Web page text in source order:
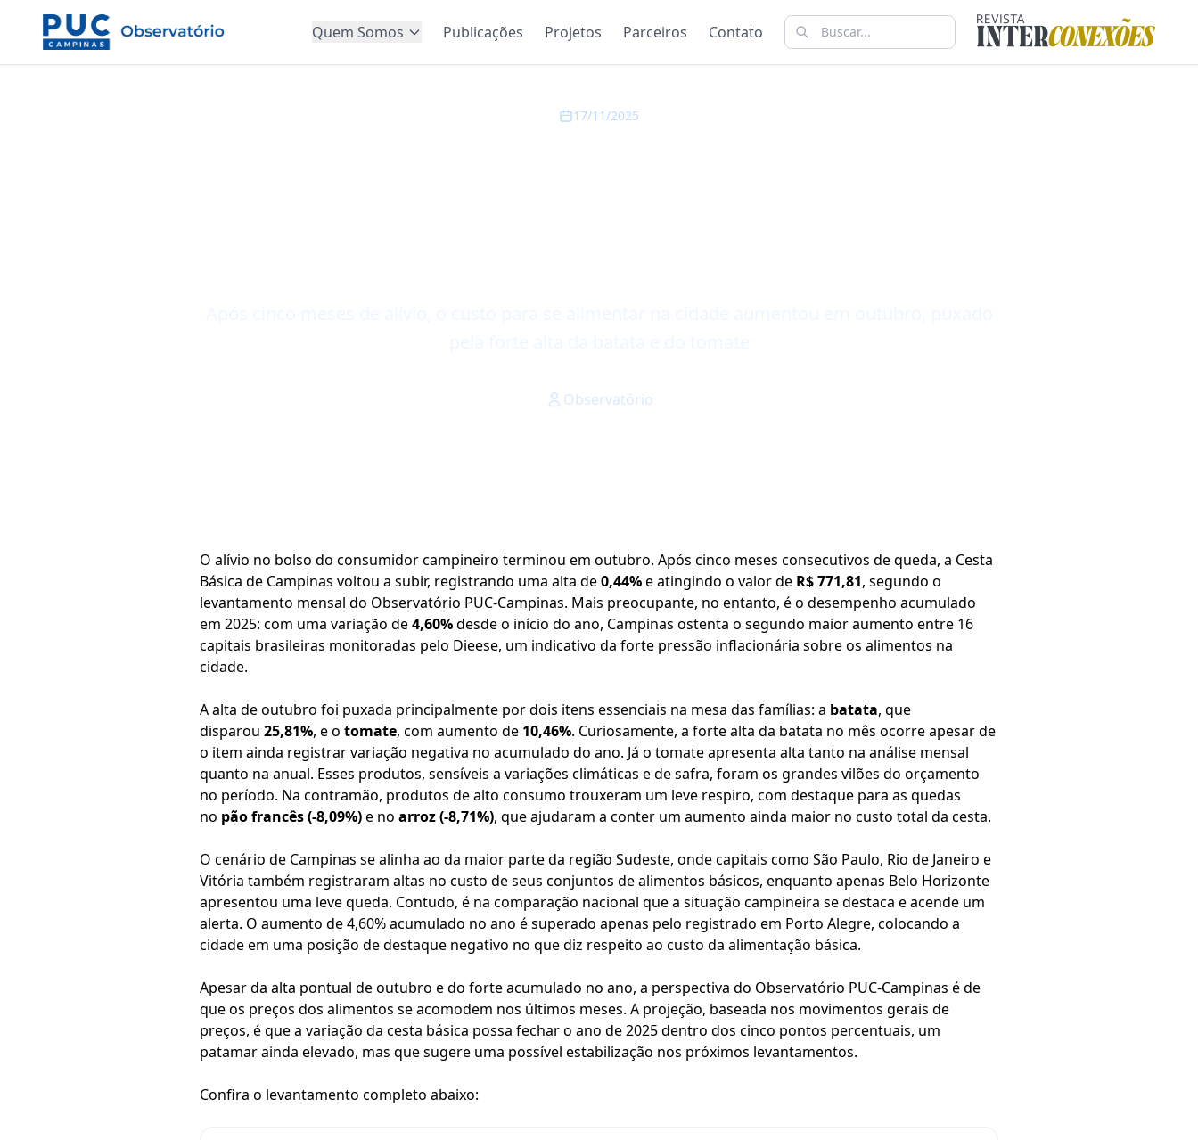
Quem Somos Publicações Projetos Parceiros Contato
17/11/2025
Observatório
O alívio no bolso do consumidor campineiro terminou em outubro. Após cinco meses consecutivos de queda, a Cesta
Básica de Campinas voltou a subir, registrando uma alta de0,44%e atingindo o valor de R$ 771,81, segundo o
levantamento mensal do Observatório PUC-Campinas. Mais preocupante, no entanto, é o desempenho acumulado
em 2025: com uma variação de4,60%desde o início do ano, Campinas ostenta o segundo maior aumento entre 16
capitais brasileiras monitoradas pelo Dieese, um indicativo da forte pressão inflacionária sobre os alimentos na
cidade.
A alta de outubro foi puxada principalmente por dois itens essenciais na mesa das famílias: a batata, que
disparou 25,81%, e o tomate, com aumento de 10,46%. Curiosamente, a forte alta da batata no mês ocorre apesar de
o item ainda registrar variação negativa no acumulado do ano. Já o tomate apresenta alta tanto na análise mensal
quanto na anual. Esses produtos, sensíveis a variações climáticas e de safra, foram os grandes vilões do orçamento
no período. Na contramão, produtos de alto consumo trouxeram um leve respiro, com destaque para as quedas
no pão francês (-8,09%)e no arroz (-8,71%), que ajudaram a conter um aumento ainda maior no custo total da cesta.
O cenário de Campinas se alinha ao da maior parte da região Sudeste, onde capitais como São Paulo, Rio de Janeiro e
Vitória também registraram altas no custo de seus conjuntos de alimentos básicos, enquanto apenas Belo Horizonte
apresentou uma leve queda. Contudo, é na comparação nacional que a situação campineira se destaca e acende um
alerta. O aumento de 4,60% acumulado no ano é superado apenas pelo registrado em Porto Alegre, colocando a
cidade em uma posição de destaque negativo no que diz respeito ao custo da alimentação básica.
Apesar da alta pontual de outubro e do forte acumulado no ano, a perspectiva do Observatório PUC-Campinas é de
que os preços dos alimentos se acomodem nos últimos meses. A projeção, baseada nos movimentos gerais de
preços, é que a variação da cesta básica possa fechar o ano de 2025 dentro dos cinco pontos percentuais, um
patamar ainda elevado, mas que sugere uma possível estabilização nos próximos levantamentos.
Confira o levantamento completo abaixo: